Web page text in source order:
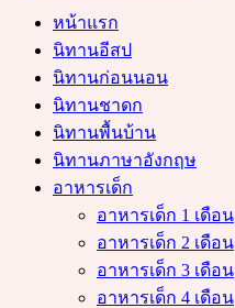
หน้าแรก
นิทานอีสป
นิทานก่อนนอน
นิทานชาดก
นิทานพื้นบ้าน
นิทานภาษาอังกฤษ
อาหารเด็ก
อาหารเด็ก 1 เดือน
อาหารเด็ก 2 เดือน
อาหารเด็ก 3 เดือน
อาหารเด็ก 4 เดือน